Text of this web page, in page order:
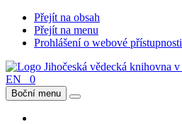
Přejít na obsah
Přejít na menu
Prohlášení o webové přístupnosti
EN 0
Boční menu